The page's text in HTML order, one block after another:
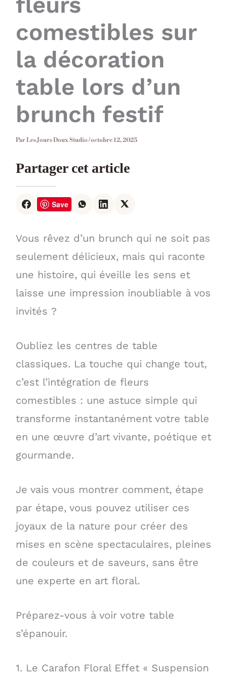
comestibles sur
la décoration
table lors d’un
brunch festif
ParLes Jours Doux Studio/octobre 12, 2025
Partager cet article
Save
Vous rêvez d’un brunch qui ne soit pas
seulement délicieux, mais qui raconte
une histoire, qui éveille les sens et
laisse une impression inoubliable à vos
invités ?
Oubliez les centres de table
classiques. La touche qui change tout,
c’est l’intégration de fleurs
comestibles : une astuce simple qui
transforme instantanément votre table
en une œuvre d’art vivante, poétique et
gourmande.
Je vais vous montrer comment, étape
par étape, vous pouvez utiliser ces
joyaux de la nature pour créer des
mises en scène spectaculaires, pleines
de couleurs et de saveurs, sans être
une experte en art floral.
Préparez-vous à voir votre table
s’épanouir.
1. Le Carafon Floral Effet « Suspension